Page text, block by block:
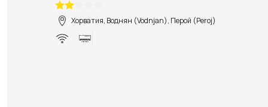
Хорватия, Воднян (Vodnjan), Перой (Peroj)